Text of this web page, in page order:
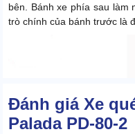
bên. Bánh xe phía sau làm
trò chính của bánh trước là
Đánh giá Xe
Palada PD-80-2